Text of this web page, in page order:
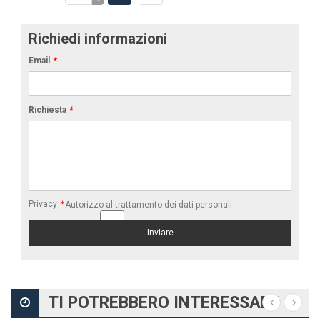
Richiedi informazioni
Email *
Richiesta *
Privacy * Autorizzo al trattamento dei dati personali
TI POTREBBERO INTERESSARE